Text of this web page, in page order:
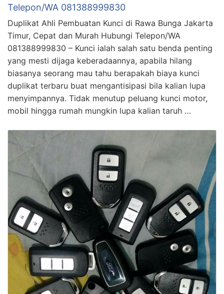
Telepon/WA 081388999830
Duplikat Ahli Pembuatan Kunci di Rawa Bunga Jakarta
Timur, Cepat dan Murah Hubungi Telepon/WA
081388999830 – Kunci ialah salah satu benda penting
yang mesti dijaga keberadaannya, apabila hilang
biasanya seorang mau tahu berapakah biaya kunci
duplikat terbaru buat mengantisipasi bila kalian lupa
menyimpannya. Tidak menutup peluang kunci motor,
mobil hingga rumah mungkin lupa kalian taruh …